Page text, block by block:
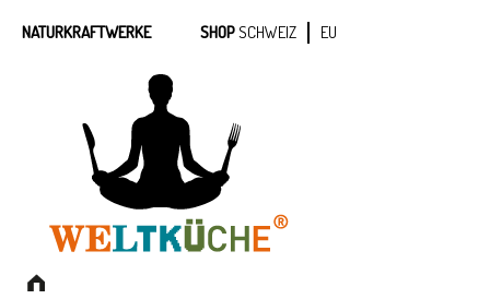
NATURKRAFTWERKE SHOPSCHWEIZ EU